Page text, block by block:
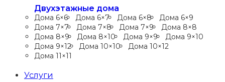
Двухэтажные дома
Дома 6×6 Дома 6×7 Дома 6×8
Дома 6×9
Дома 7×7
Дома 7×8 Дома 7×9
Дома 8×8
Дома 8×9
Дома 8×10 Дома 9×9
Дома 9×10
Дома 9×12
Дома 10×10
Дома 10×12
Дома 11×11
Услуги